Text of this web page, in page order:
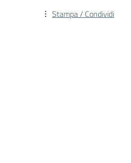
Stampa / Condividi